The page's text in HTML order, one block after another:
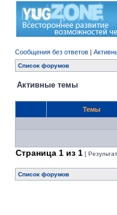
Сообщения без ответов |
Список форумов
Активные темы
Темы
Страница 1 из 1 [
Список форумов